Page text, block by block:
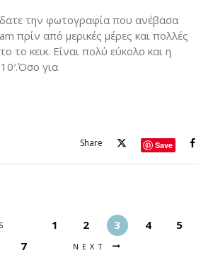
την φωτογραφία που ανέβασα
πρίν από μερικές μέρες και πολλές
το κεικ. Είναι πολύ εύκολο και η
για
Share Save
1 2 3 4
5
7 NEXT